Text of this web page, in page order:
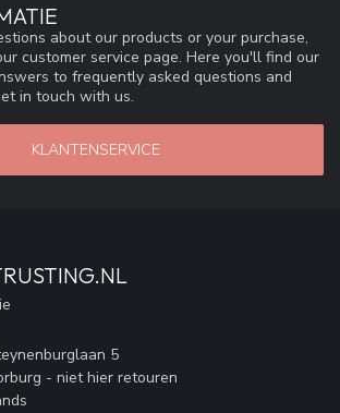
about our products or your purchase,
customer service page. Here you'll find our
to frequently asked questions and
in touch with us.
KLANTENSERVICE
5
- niet hier retouren